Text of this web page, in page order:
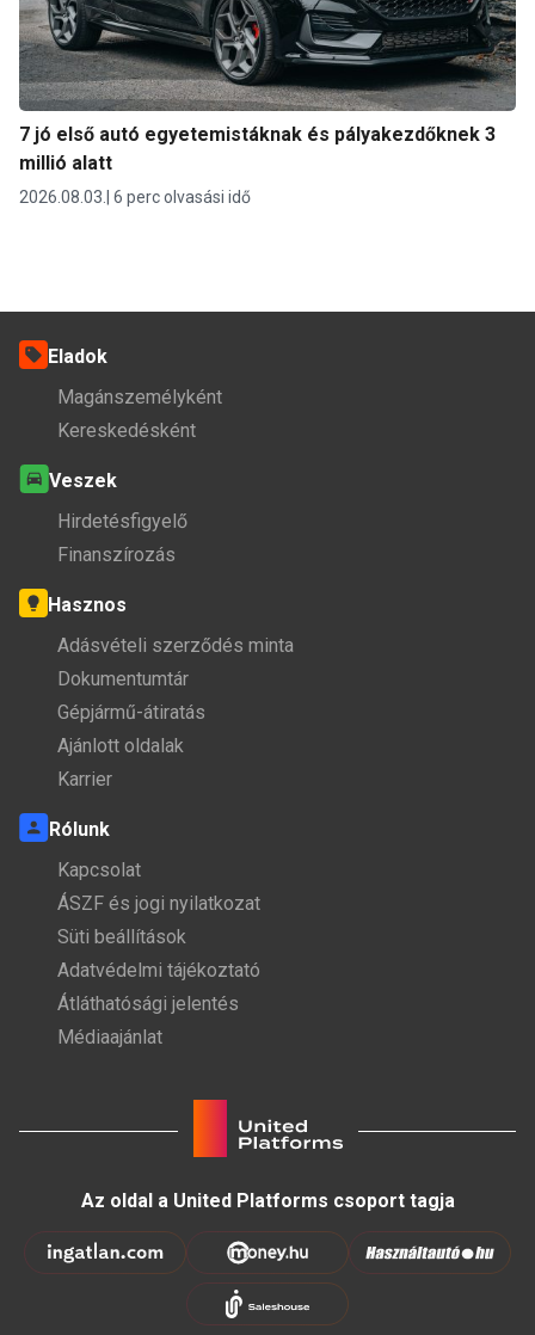
7 jó első autó egyetemistáknak és pályakezdőknek 3
millió alatt
2026.08.03. 6 perc olvasási idő
Eladok
Magánszemélyként
Kereskedésként
Veszek
Hirdetésfigyelő
Finanszírozás
Hasznos
Adásvételi szerződés minta
Dokumentumtár
Gépjármű-átiratás
Ajánlott oldalak
Karrier
Rólunk
Kapcsolat
ÁSZF és jogi nyilatkozat
Süti beállítások
Adatvédelmi tájékoztató
Átláthatósági jelentés
Médiaajánlat
Az oldal a United Platforms csoport tagja